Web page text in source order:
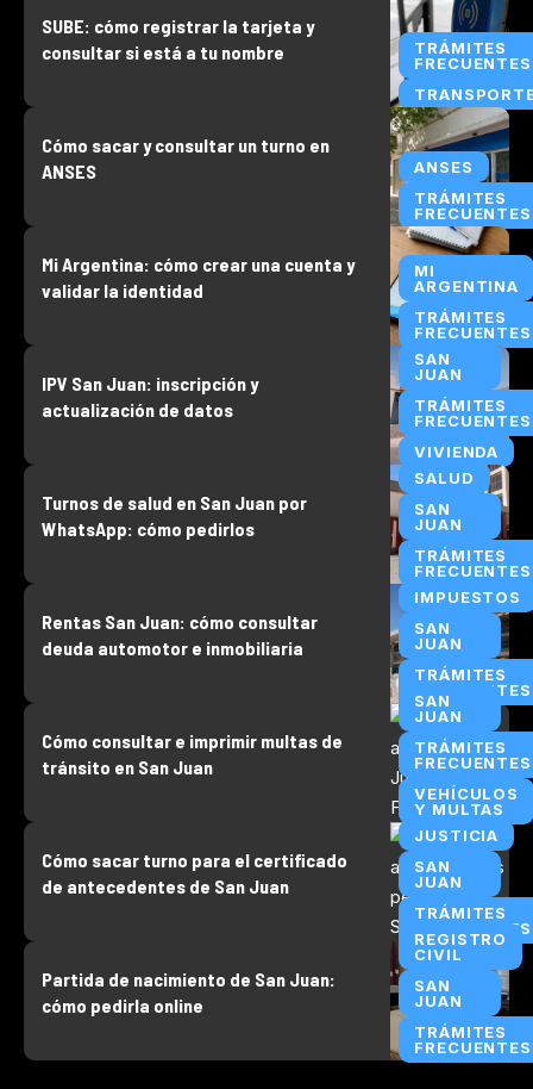
TRÁMITES
FRECUENTES
SUBE: cómo registrar la tarjeta y
consultar si está a tu nombre
ANSES
TRÁMITES
FRECUENTES
Cómo sacar y consultar un turno en
ANSES
MI
ARGENTINA
TRÁMITES
FRECUENTES
Mi Argentina: cómo crear una cuenta y
validar la identidad
SAN
JUAN
TRÁMITES
FRECUENTES
VIVIENDA
IPV San Juan: inscripción y
actualización de datos
SALUD
SAN
JUAN
TRÁMITES
FRECUENTES
Turnos de salud en San Juan por
WhatsApp: cómo pedirlos
IMPUESTOS
SAN
JUAN
TRÁMITES
FRECUENTES
Rentas San Juan: cómo consultar
deuda automotor e inmobiliaria
SAN
JUAN
TRÁMITES
FRECUENTES
VEHÍCULOS
Y MULTAS
Cómo consultar e imprimir multas de
tránsito en San Juan
JUSTICIA
SAN
JUAN
TRÁMITES
FRECUENTES
Cómo sacar turno para el certificado
de antecedentes de San Juan
REGISTRO
CIVIL
SAN
JUAN
TRÁMITES
FRECUENTES
Partida de nacimiento de San Juan:
cómo pedirla online